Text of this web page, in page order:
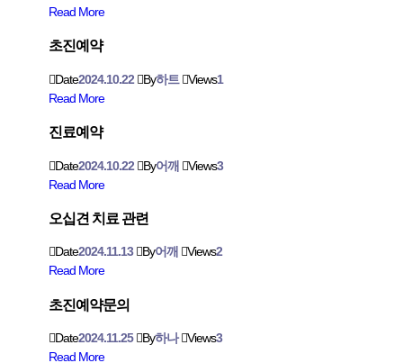
Read More
초진예약
Date2024.10.22 By하트 Views1
Read More
진료예약
Date2024.10.22 By어깨 Views3
Read More
오십견 치료 관련
Date2024.11.13 By어깨 Views2
Read More
초진예약문의
Date2024.11.25 By하나 Views3
Read More